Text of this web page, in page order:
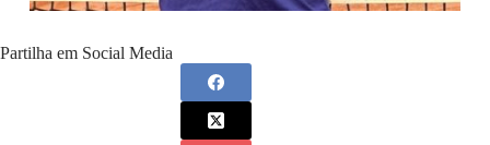
Partilha em Social Media